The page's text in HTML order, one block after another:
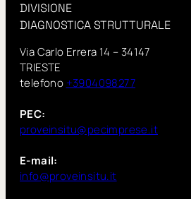
DIVISIONE
DIAGNOSTICA STRUTTURALE
Via Carlo Errera 14 – 34147
TRIESTE
telefono +3904098277
PEC:
proveinsitu@pecimprese.it
E-mail:
info@proveinsitu.it